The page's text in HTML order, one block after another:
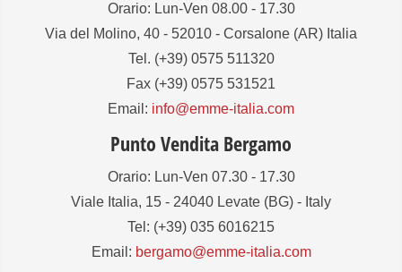
Orario: Lun-Ven 08.00 - 17.30
Via del Molino, 40 - 52010 - Corsalone (AR) Italia
Tel. (+39) 0575 511320
Fax (+39) 0575 531521
Email: info@emme-italia.com
Punto Vendita Bergamo
Orario: Lun-Ven 07.30 - 17.30
Viale Italia, 15 - 24040 Levate (BG) - Italy
Tel: (+39) 035 6016215
Email: bergamo@emme-italia.com